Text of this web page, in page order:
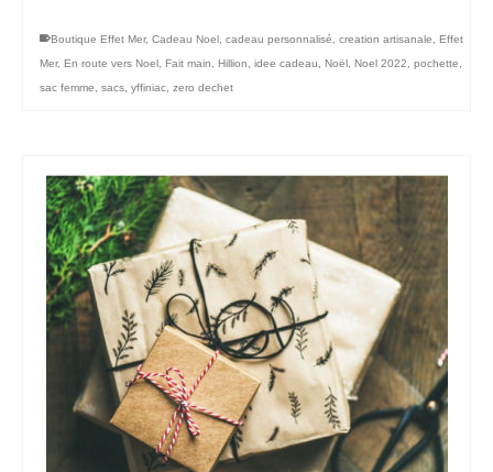
Boutique Effet Mer, Cadeau Noel cadeau personnalisé creation artisanale
Effet
Mer, En route vers Noel Fait main Hillion idee cadeau Noël Noel 2022 pochette
sac femme
sacs yffiniac zero dechet